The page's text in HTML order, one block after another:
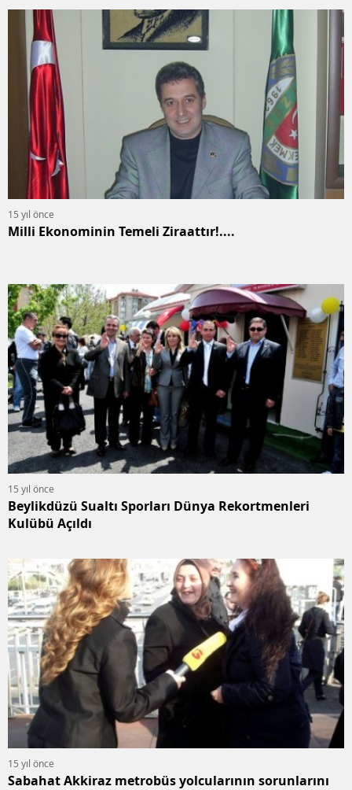
15 yıl önce
Milli Ekonominin Temeli Ziraattır!....
15 yıl önce
Beylikdüzü Sualtı Sporları Dünya Rekortmenleri
Kulübü Açıldı
15 yıl önce
Sabahat Akkiraz metrobüs yolcularının sorunlarını